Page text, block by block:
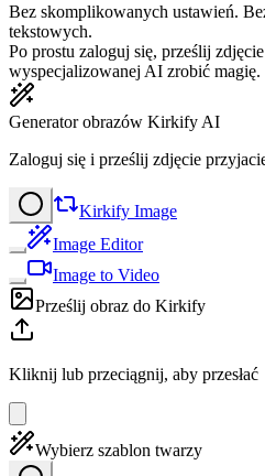
Bez skomplikowanych ustawień.
tekstowych.
Po prostu zaloguj się, prześlij
wyspecjalizowanej AI zrobić magię.
Generator obrazów Kirkify AI
Zaloguj się i prześlij zdjęcie
Kirkify Image
Image Editor
Image to Video
Prześlij obraz do Kirkify
Kliknij lub przeciągnij, aby przesłać
Wybierz szablon twarzy